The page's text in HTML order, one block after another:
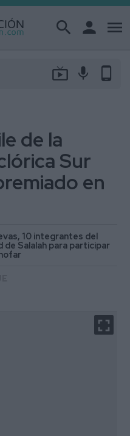
search person menu
live_tv mic phone_android
de la
Sur
en
10 integrantes del
de Salalah para participar